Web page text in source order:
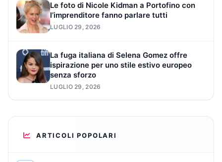
Le foto di Nicole Kidman a Portofino con
l’imprenditore fanno parlare tutti
LUGLIO 29, 2026
La fuga italiana di Selena Gomez offre
ispirazione per uno stile estivo europeo
senza sforzo
LUGLIO 29, 2026
ARTICOLI POPOLARI